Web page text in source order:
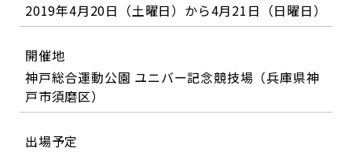
2019年4月20日（土曜日）から4月21日（日曜日）
開催地
神戸総合運動公園 ユニバー記念競技場（兵庫県神
戸市須磨区）
出場予定